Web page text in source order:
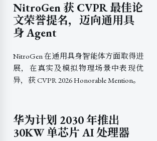
NitroGen 获 CVPR 最佳论
文荣誉提名，迈向通用具
身 Agent
NitroGen 在通用具身智能体方面取得进
展，在真实及模拟物理场景中表现优
异，获 CVPR 2026 Honorable Mention。
华为计划 2030 年推出
30KW 单芯片 AI 处理器